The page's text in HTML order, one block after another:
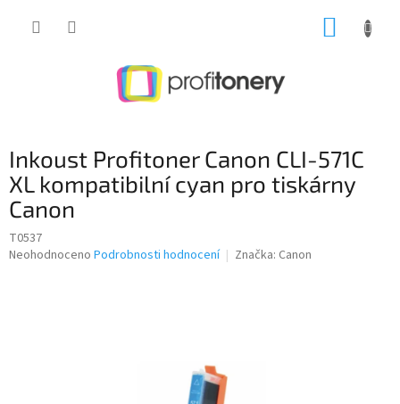
Inkoust Profitoner Canon CLI-571C
XL kompatibilní cyan pro tiskárny
Canon
T0537
Průměrné
Neohodnoceno Podrobnosti hodnocení Značka: Canon